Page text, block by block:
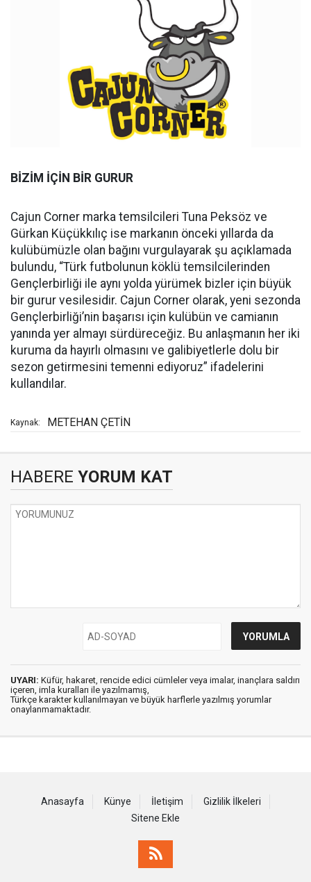
BİZİM İÇİN BİR GURUR
Cajun Corner marka temsilcileri Tuna Peksöz ve
Gürkan Küçükkılıç ise markanın önceki yıllarda da
kulübümüzle olan bağını vurgulayarak şu açıklamada
bulundu, “Türk futbolunun köklü temsilcilerinden
Gençlerbirliği ile aynı yolda yürümek bizler için büyük
bir gurur vesilesidir. Cajun Corner olarak, yeni sezonda
Gençlerbirliği’nin başarısı için kulübün ve camianın
yanında yer almayı sürdüreceğiz. Bu anlaşmanın her iki
kuruma da hayırlı olmasını ve galibiyetlerle dolu bir
sezon getirmesini temenni ediyoruz” ifadelerini
kullandılar.
Kaynak: METEHAN ÇETİN
HABERE YORUM KAT
UYARI: Küfür, hakaret, rencide edici cümleler veya imalar, inançlara saldırı
içeren, imla kuralları ile yazılmamış,
Türkçe karakter kullanılmayan ve büyük harflerle yazılmış yorumlar
onaylanmamaktadır.
Anasayfa Künye İletişim
Gizlilik İlkeleri
Sitene Ekle